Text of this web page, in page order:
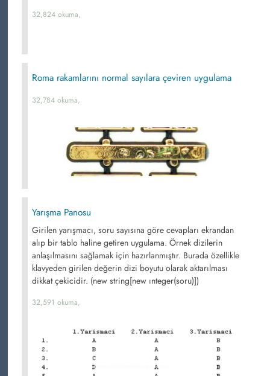
32,824 okuma,
Roma rakamlarını normal sayılara çeviren uygulama
32,784 okuma,
Yarışma Panosu
Girilen yarışmacı, soru sayısına göre cevapları ekrandan
alıp bir tablo haline getiren uygulama. Örnek dizilerin
anlaşılmasını sağlamak için hazırlanmıştır. Burada özellikle
klavyeden girilen değerin dizi boyutu olarak aktarılması
dikkat çekicidir. (new string[new ınteger(soru)])
32,591 okuma,